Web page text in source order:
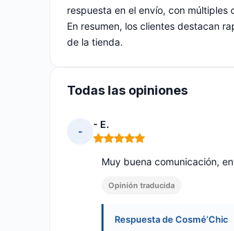
respuesta en el envío, con
En resumen, los clientes destacan
de la tienda.
Todas las opiniones
-
- E.
Nota: 5 de 5
Muy buena comunicación,
Opinión traducida
Respuesta de Cosmé’Chic